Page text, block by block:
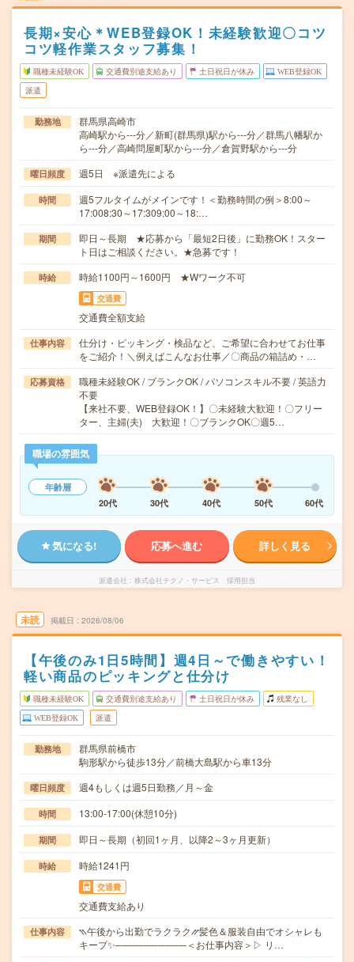
長期×安心＊WEB登録OK！未経験歓迎〇コツ
コツ軽作業スタッフ募集！
職種未経験OK 交通費別途支給あり 土日祝日が休み WEB登録OK
派遣
勤務地
群馬県高崎市
高崎駅から---分／新町(群馬県)駅から---分／群馬八幡駅か
ら---分／高崎問屋町駅から---分／倉賀野駅から---分
曜日頻度 週5日 ※派遣先による
時間
週5フルタイムがメインです！＜勤務時間の例＞8:00～
17:008:30～17:309:00～18:…
期間
即日～長期 ★応募から「最短2日後」に勤務OK！スター
ト日はご相談ください。★急募です！
時給 時給1100円～1600円 ★Wワーク不可
交通費
交通費全額支給
仕事内容
仕分け・ピッキング・検品など、ご希望に合わせてお仕事
をご紹介！＼例えばこんなお仕事／〇商品の箱詰め・…
応募資格
職種未経験OK / ブランクOK / パソコンスキル不要 / 英語力
不要
【来社不要、WEB登録OK！】〇未経験大歓迎！〇フリー
ター、主婦(夫) 大歓迎！〇ブランクOK〇週5…
職場の雰囲気
年齢層
20代
30代 40代 50代 60代
気になる! 応募へ進む 詳しく見る
派遣会社 株式会社テクノ・サービス 採用担当
未読 掲載日 2026/08/06
【午後のみ1日5時間】週4日～で働きやすい！
軽い商品のピッキングと仕分け
職種未経験OK 交通費別途支給あり 土日祝日が休み 残業なし
WEB登録OK 派遣
勤務地
群馬県前橋市
駒形駅から徒歩13分／前橋大島駅から車13分
曜日頻度 週4もしくは週5日勤務／月～金
時間 13:00-17:00(休憩10分)
期間 即日～長期（初回1ヶ月、以降2～3ヶ月更新）
時給 時給1241円
交通費
交通費支給あり
仕事内容
⳹午後から出勤でラクラク⳼髪色＆服装自由でオシャレも
キープ✨──────────＜お仕事内容＞▷ リ…